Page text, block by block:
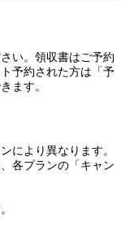
い。領収書はご予約
予約された方は「予
ます。
により異なります。
各プランの「キャン